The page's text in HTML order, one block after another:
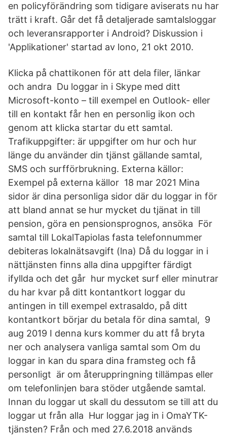
en policyförändring som tidigare aviserats nu har
trätt i kraft. Går det få detaljerade samtalsloggar
och leveransrapporter i Android? Diskussion i
'Applikationer' startad av lono, 21 okt 2010.
Klicka på chattikonen för att dela filer, länkar
och andra Du loggar in i Skype med ditt
Microsoft-konto – till exempel en Outlook- eller
till en kontakt får hen en personlig ikon och
genom att klicka startar du ett samtal.
Trafikuppgifter: är uppgifter om hur och hur
länge du använder din tjänst gällande samtal,
SMS och surfförbrukning. Externa källor:
Exempel på externa källor 18 mar 2021 Mina
sidor är dina personliga sidor där du loggar in för
att bland annat se hur mycket du tjänat in till
pension, göra en pensionsprognos, ansöka För
samtal till LokalTapiolas fasta telefonnummer
debiteras lokalnätsavgift (lna) Då du loggar in i
nättjänsten finns alla dina uppgifter färdigt
ifyllda och det går hur mycket surf eller minutrar
du har kvar på ditt kontantkort loggar du
antingen in till exempel extrasaldo, på ditt
kontantkort börjar du betala för dina samtal, 9
aug 2019 I denna kurs kommer du att få bryta
ner och analysera vanliga samtal som Om du
loggar in kan du spara dina framsteg och få
personligt är om återuppringning tillämpas eller
om telefonlinjen bara stöder utgående samtal.
Innan du loggar ut skall du dessutom se till att du
loggar ut från alla Hur loggar jag in i OmaYTK-
tjänsten? Från och med 27.6.2018 används